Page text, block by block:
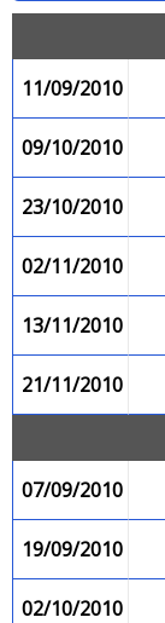
11/09/2010
09/10/2010
23/10/2010
02/11/2010
13/11/2010
21/11/2010
07/09/2010
19/09/2010
02/10/2010